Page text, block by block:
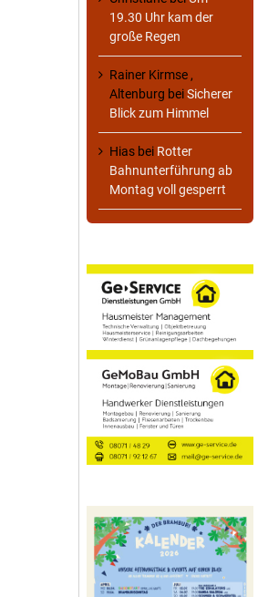
19.30 Uhr kam der
große Regen
Rainer Kirmse ,
Altenburg beiSicherer
Blick zum Himmel
Hias bei Rotter
Bahnunterführung ab
Montag voll gesperrt